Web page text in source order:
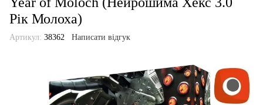
Рік Молоха)
Артикул: 38362 Написати відгук